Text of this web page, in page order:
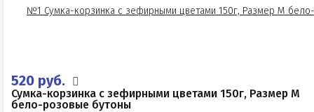
520 руб.
Сумка-корзинка с зефирными цветами 150г, Размер М
бело-розовые бутоны